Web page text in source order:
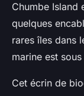
Chumbe Island
quelques
rares îles dans
marine est
Cet écrin de